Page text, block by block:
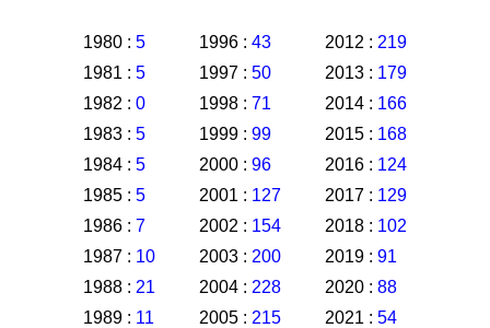
1980 : 5
1981 : 5
1982 : 0
1983 : 5
1984 : 5
1985 : 5
1986 : 7
1987 : 10
1988 : 21
1989 : 11
1996 : 43
1997 : 50
1998 : 71
1999 : 99
2000 : 96
2001 : 127
2002 : 154
2003 : 200
2004 : 228
2005 : 215
2012 : 219
2013 : 179
2014 : 166
2015 : 168
2016 : 124
2017 : 129
2018 : 102
2019 : 91
2020 : 88
2021 : 54